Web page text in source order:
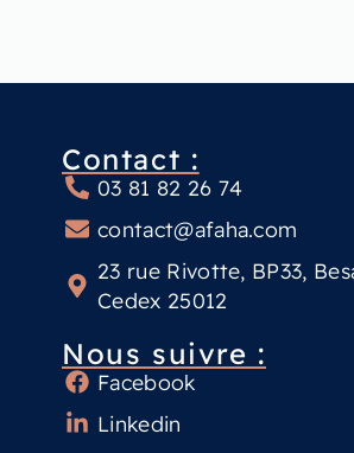
Contact :
03 81 82 26 74
contact@afaha.com
23 rue Rivotte, BP33,
Cedex 25012
Nous suivre :
Facebook
Linkedin